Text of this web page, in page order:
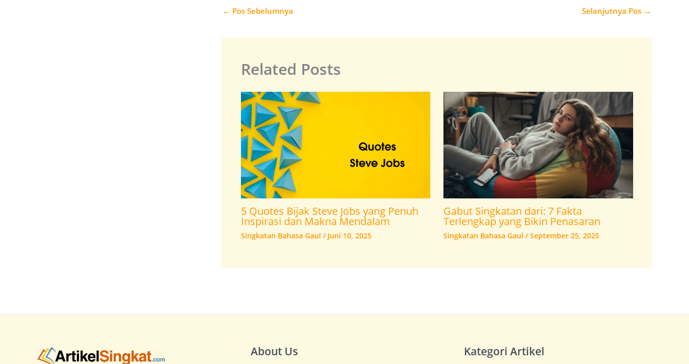
← Pos Sebelumnya Selanjutnya Pos →
Related Posts
5 Quotes Bijak Steve Jobs yang Penuh
Inspirasi dan Makna Mendalam
Singkatan Bahasa Gaul / Juni 10, 2025
Gabut Singkatan dari: 7 Fakta
Terlengkap yang Bikin Penasaran
Singkatan Bahasa Gaul /September 25, 2025
About Us Kategori Artikel